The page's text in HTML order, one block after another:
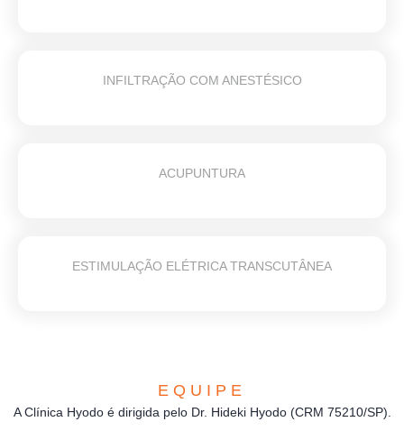
INFILTRAÇÃO COM ANESTÉSICO
ACUPUNTURA
ESTIMULAÇÃO ELÉTRICA TRANSCUTÂNEA
EQUIPE
A Clínica Hyodo é dirigida pelo Dr. Hideki Hyodo (CRM 75210/SP).